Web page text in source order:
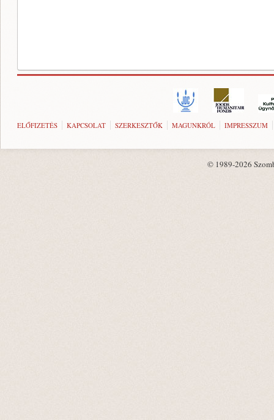
ELŐFIZETÉS KAPCSOLAT SZERKESZTŐK MAGUNKRÓL IMPRESSZUM
© 1989-2026